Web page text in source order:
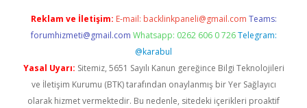
Reklam ve İletişim: E-mail: backlinkpaneli@gmail.com Teams:
forumhizmeti@gmail.com Whatsapp: 0262 606 0 726 Telegram:
@karabul
Yasal Uyarı: Sitemiz, 5651 Sayılı Kanun gereğince Bilgi Teknolojileri
ve İletişim Kurumu (BTK) tarafından onaylanmış bir Yer Sağlayıcı
olarak hizmet vermektedir. Bu nedenle, sitedeki içerikleri proaktif